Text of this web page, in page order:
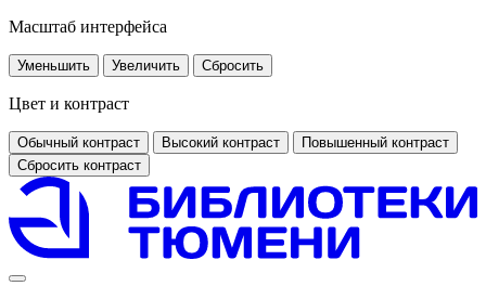
Масштаб интерфейса
Уменьшить Увеличить Сбросить
Цвет и контраст
Обычный контраст Высокий контраст
Повышенный контраст
Сбросить контраст